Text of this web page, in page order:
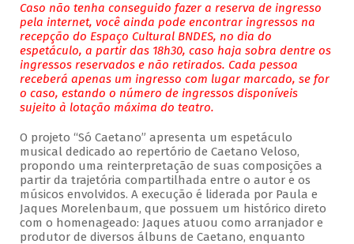
Caso não tenha conseguido fazer a reserva de ingresso
pela internet, você ainda pode encontrar ingressos na
recepção do Espaço Cultural BNDES, no dia do
espetáculo, a partir das 18h30, caso haja sobra dentre os
ingressos reservados e não retirados. Cada pessoa
receberá apenas um ingresso com lugar marcado, se for
o caso, estando o número de ingressos disponíveis
sujeito à lotação máxima do teatro.
O projeto “Só Caetano” apresenta um espetáculo
musical dedicado ao repertório de Caetano Veloso,
propondo uma reinterpretação de suas composições a
partir da trajetória compartilhada entre o autor e os
músicos envolvidos. A execução é liderada por Paula e
Jaques Morelenbaum, que possuem um histórico direto
com o homenageado: Jaques atuou como arranjador e
produtor de diversos álbuns de Caetano, enquanto